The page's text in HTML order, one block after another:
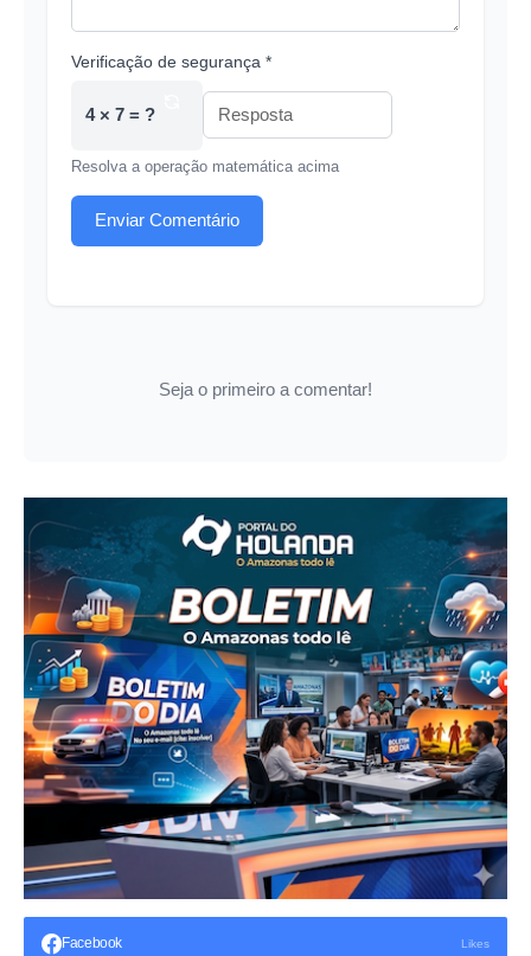
Verificação de segurança *
4 × 7 = ?
Resolva a operação matemática acima
Enviar Comentário
Seja o primeiro a comentar!
Facebook Likes